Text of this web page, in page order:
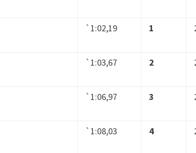
`1:02,19 1
`1:03,67 2
`1:06,97 3
`1:08,03 4